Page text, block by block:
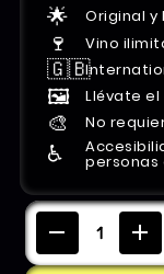
🌟 Original y
🍷 Vino
🇬🇧
🖼️ Llévate
🎨 No
♿️ personas